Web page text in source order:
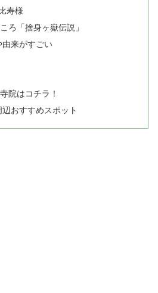
寿様
ろ「捨身ヶ嶽伝説」
来がすごい
院はコチラ！
おすすめスポット